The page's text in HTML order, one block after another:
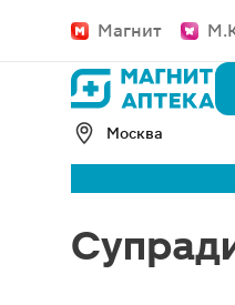
Магнит
Москва